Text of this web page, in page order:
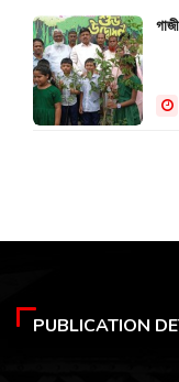
PUBLICATION